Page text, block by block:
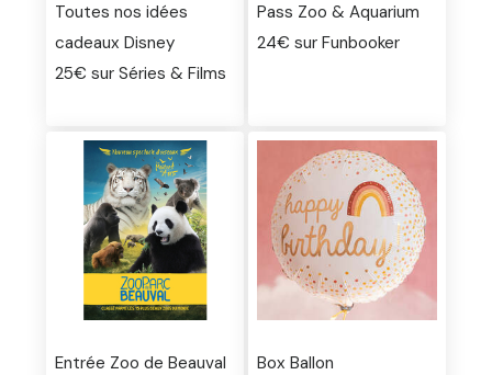
Toutes nos idées
cadeaux Disney
25€ sur Séries & Films
Pass Zoo & Aquarium
24€ sur Funbooker
Entrée Zoo de Beauval
Box Ballon